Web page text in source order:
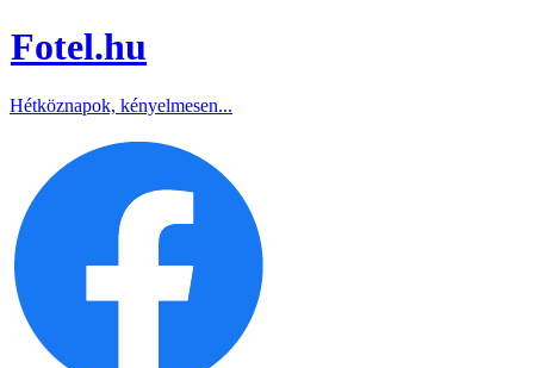
Fotel.hu
Hétköznapok, kényelmesen...